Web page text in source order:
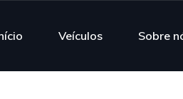
Veículos Sobre